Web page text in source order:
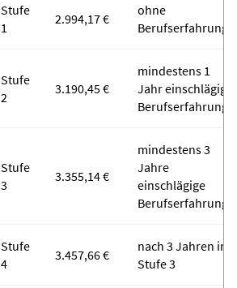
Stufe
1
2.994,17 €
ohne
Berufserfahrung
Stufe
2
3.190,45 €
mindestens 1
Jahr einschlägige
Berufserfahrung
Stufe
3
3.355,14 €
mindestens 3
Jahre
einschlägige
Berufserfahrung
Stufe
4
3.457,66 €
nach 3 Jahren in
Stufe 3